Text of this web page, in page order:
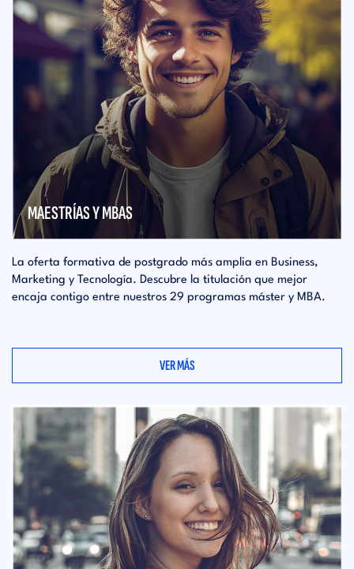
MAESTRÍAS Y MBAS
La oferta formativa de postgrado más amplia en Business,
Marketing y Tecnología. Descubre la titulación que mejor
encaja contigo entre nuestros 29 programas máster y MBA.
VER MÁS